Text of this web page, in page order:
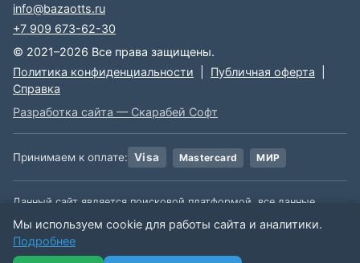
info@bazaotts.ru
+7 909 673-62-30
© 2021–2026 Все права защищены.
Политика конфиденциальности
Публичная оферта
Справка
Разработка сайта — Скарабей Софт
Принимаем к оплате: Visa Mastercard МИР
Данный сайт является поисковой платформой, все данные,
размещенные на сайте, взяты из открытых источников. Мы не
несем ответственности за содержимое данной информации.
Мы используем cookie для работы сайта и аналитики.
Подробнее